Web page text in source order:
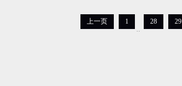
上一页
1
..
28 29